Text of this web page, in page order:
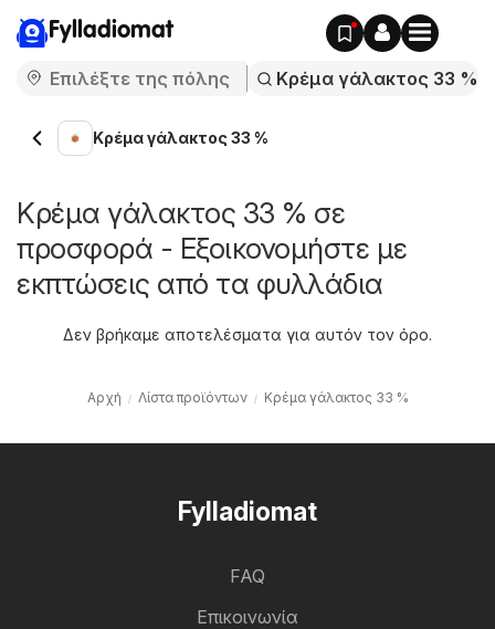
Fylladiomat
Κρέμα γάλακτος 33 %
Κρέμα γάλακτος 33 % σε
προσφορά - Εξοικονομήστε με
εκπτώσεις από τα φυλλάδια
Δεν βρήκαμε αποτελέσματα για αυτόν τον όρο.
Αρχή Λίστα προϊόντων Κρέμα γάλακτος 33 %
Fylladiomat
FAQ
Επικοινωνία